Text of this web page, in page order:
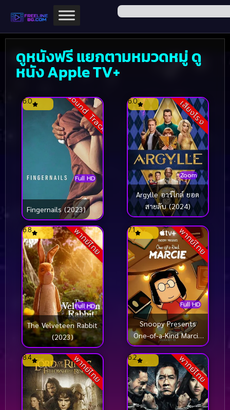
ดูหนังฟรี แยกตามหมวดหมู่ ดู
หนัง Apple TV+
Sound Track
Full HD
6.0
Fingernails (2023)
เสียงโรง
Zoom
6.0
Argylle อาร์ไกล์ ยอด
สายลับ (2024)
พากย์ไทย
Full HD
6.8
The Velveteen Rabbit
(2023)
พากย์ไทย
Full HD
7.1
Snoopy Presents
One-of-a-Kind Marcie
(2023)
พากย์ไทย
8.4 พากย์ไทย
6.2